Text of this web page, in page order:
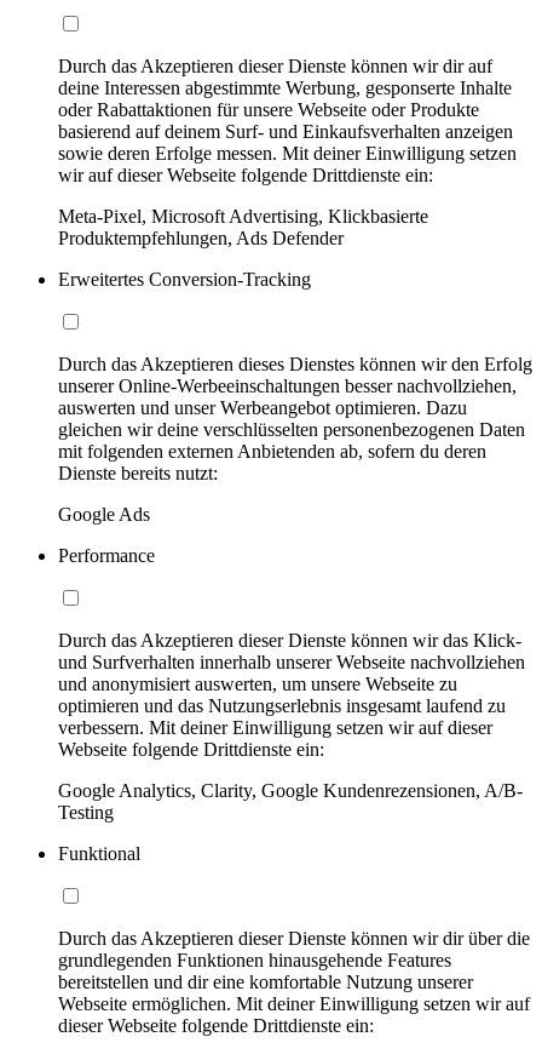
Durch das Akzeptieren dieser Dienste können wir dir auf
deine Interessen abgestimmte Werbung, gesponserte Inhalte
oder Rabattaktionen für unsere Webseite oder Produkte
basierend auf deinem Surf- und Einkaufsverhalten anzeigen
sowie deren Erfolge messen. Mit deiner Einwilligung setzen
wir auf dieser Webseite folgende Drittdienste ein:
Meta-Pixel, Microsoft Advertising, Klickbasierte
Produktempfehlungen, Ads Defender
Erweitertes Conversion-Tracking
Durch das Akzeptieren dieses Dienstes können wir den Erfolg
unserer Online-Werbeeinschaltungen besser nachvollziehen,
auswerten und unser Werbeangebot optimieren. Dazu
gleichen wir deine verschlüsselten personenbezogenen Daten
mit folgenden externen Anbietenden ab, sofern du deren
Dienste bereits nutzt:
Google Ads
Performance
Durch das Akzeptieren dieser Dienste können wir das Klick-
und Surfverhalten innerhalb unserer Webseite nachvollziehen
und anonymisiert auswerten, um unsere Webseite zu
optimieren und das Nutzungserlebnis insgesamt laufend zu
verbessern. Mit deiner Einwilligung setzen wir auf dieser
Webseite folgende Drittdienste ein:
Google Analytics, Clarity, Google Kundenrezensionen, A/B-
Testing
Funktional
Durch das Akzeptieren dieser Dienste können wir dir über die
grundlegenden Funktionen hinausgehende Features
bereitstellen und dir eine komfortable Nutzung unserer
Webseite ermöglichen. Mit deiner Einwilligung setzen wir auf
dieser Webseite folgende Drittdienste ein: